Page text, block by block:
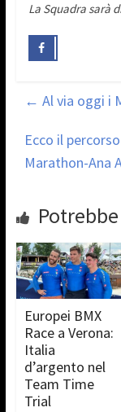
La Squadra sarà
← Al via oggi i
Ecco il
Marathon-Ana
Europei BMX
Race a Verona:
Italia
d’argento nel
Team Time
Trial